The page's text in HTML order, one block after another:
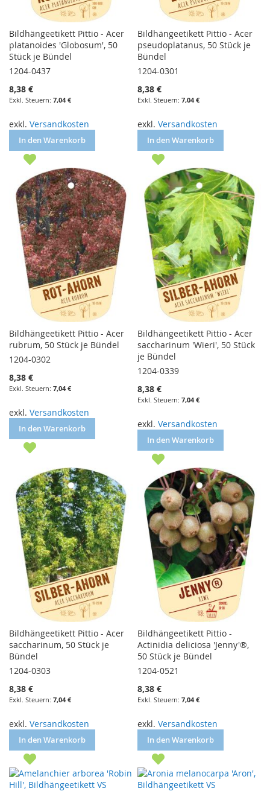
Bildhängeetikett Pittio - Acer
platanoides 'Globosum', 50
Stück je Bündel
1204-0437
8,38 €
7,04 €
exkl. Versandkosten
In den Warenkorb
Bildhängeetikett Pittio - Acer
pseudoplatanus, 50 Stück je
Bündel
1204-0301
8,38 €
7,04 €
exkl.Versandkosten
In den Warenkorb
Bildhängeetikett Pittio - Acer
rubrum, 50 Stück je Bündel
1204-0302
8,38 €
7,04 €
exkl. Versandkosten
In den Warenkorb
Bildhängeetikett Pittio - Acer
saccharinum 'Wieri', 50 Stück
je Bündel
1204-0339
8,38 €
7,04 €
exkl.Versandkosten
In den Warenkorb
Bildhängeetikett Pittio - Acer
saccharinum, 50 Stück je
Bündel
1204-0303
8,38 €
7,04 €
exkl. Versandkosten
In den Warenkorb
Bildhängeetikett Pittio -
Actinidia deliciosa 'Jenny'®,
50 Stück je Bündel
1204-0521
8,38 €
7,04 €
exkl.Versandkosten
In den Warenkorb